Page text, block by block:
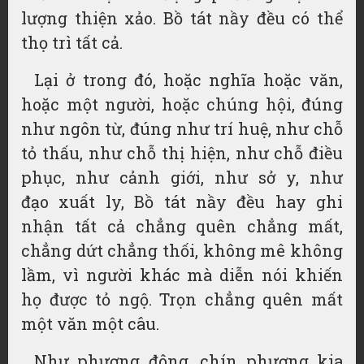
lượng thiện xảo. Bồ tát nầy đều có thể
thọ trì tất cả.
Lại ở trong đó, hoặc nghĩa hoặc văn,
hoặc một người, hoặc chúng hội, đúng
như ngôn từ, đúng như trí huệ, như chỗ
tỏ thấu, như chỗ thị hiện, như chỗ điều
phục, như cảnh giới, như sở y, như
đạo xuất ly, Bồ tát nầy đều hay ghi
nhận tất cả chẳng quên chẳng mất,
chẳng dứt chẳng thối, không mê không
lầm, vì người khác mà diễn nói khiến
họ được tỏ ngộ. Trọn chẳng quên mất
một văn một câu.